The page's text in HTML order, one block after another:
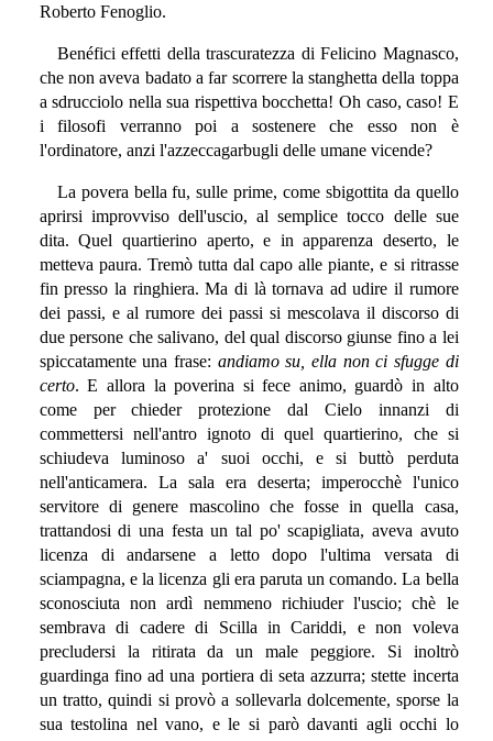
Roberto Fenoglio.
Benéfici effetti della trascuratezza di Felicino Magnasco,
che non aveva badato a far scorrere la stanghetta della toppa
a sdrucciolo nella sua rispettiva bocchetta! Oh caso, caso! E
i filosofi verranno poi a sostenere che esso non è
l'ordinatore, anzi l'azzeccagarbugli delle umane vicende?
La povera bella fu, sulle prime, come sbigottita da quello
aprirsi improvviso dell'uscio, al semplice tocco delle sue
dita. Quel quartierino aperto, e in apparenza deserto, le
metteva paura. Tremò tutta dal capo alle piante, e si ritrasse
fin presso la ringhiera. Ma di là tornava ad udire il rumore
dei passi, e al rumore dei passi si mescolava il discorso di
due persone che salivano, del qual discorso giunse fino a lei
spiccatamente una frase: andiamo su, ella non ci sfugge di
certo. E allora la poverina si fece animo, guardò in alto
come per chieder protezione dal Cielo innanzi di
commettersi nell'antro ignoto di quel quartierino, che si
schiudeva luminoso a' suoi occhi, e si buttò perduta
nell'anticamera. La sala era deserta; imperocchè l'unico
servitore di genere mascolino che fosse in quella casa,
trattandosi di una festa un tal po' scapigliata, aveva avuto
licenza di andarsene a letto dopo l'ultima versata di
sciampagna, e la licenza gli era paruta un comando. La bella
sconosciuta non ardì nemmeno richiuder l'uscio; chè le
sembrava di cadere di Scilla in Cariddi, e non voleva
precludersi la ritirata da un male peggiore. Si inoltrò
guardinga fino ad una portiera di seta azzurra; stette incerta
un tratto, quindi si provò a sollevarla dolcemente, sporse la
sua testolina nel vano, e le si parò davanti agli occhi lo